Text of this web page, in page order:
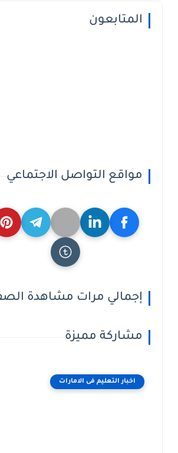
المتابعون
مواقع التواصل الاجتماعي
إجمالي مرات مشاهدة
مشاركة مميزة
اخبار التعليم فى الامارات